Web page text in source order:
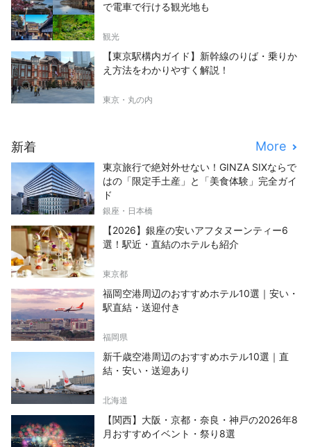
で電車で行ける観光地も
観光
【東京駅構内ガイド】新幹線のりば・乗りか
え方法をわかりやすく解説！
東京・丸の内
新着 More
東京旅行で絶対外せない！GINZA SIXならで
はの「限定手土産」と「美食体験」完全ガイ
ド
銀座・日本橋
【2026】銀座の安いアフタヌーンティー6
選！駅近・直結のホテルも紹介
東京都
福岡空港周辺のおすすめホテル10選｜安い・
駅直結・送迎付き
福岡県
新千歳空港周辺のおすすめホテル10選｜直
結・安い・送迎あり
北海道
【関西】大阪・京都・奈良・神戸の2026年8
月おすすめイベント・祭り8選